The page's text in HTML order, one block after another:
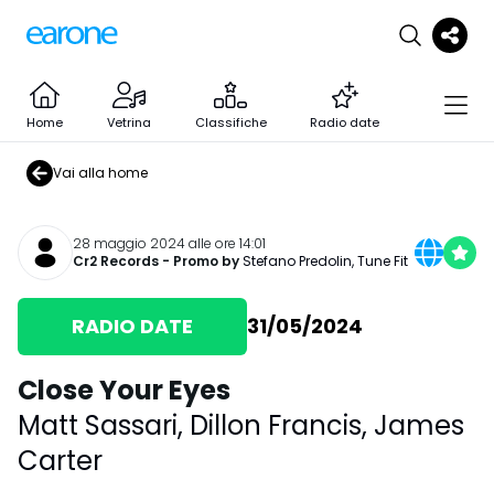
Home Vetrina Classifiche Radio date
Vai alla home
28 maggio 2024 alle ore 14:01
Cr2 Records - Promo byStefano Predolin,Tune Fit
RADIO DATE 31/05/2024
Close Your Eyes
Matt Sassari, Dillon Francis, James
Carter